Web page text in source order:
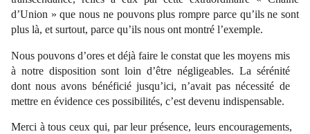
d’Union » que nous ne pouvons plus rompre parce qu’ils ne sont
plus là, et surtout, parce qu’ils nous ont montré l’exemple.
Nous pouvons d’ores et déjà faire le constat que les moyens mis
à notre disposition sont loin d’être négligeables. La sérénité
dont nous avons bénéficié jusqu’ici, n’avait pas nécessité de
mettre en évidence ces possibilités, c’est devenu indispensable.
Merci à tous ceux qui, par leur présence, leurs encouragements,